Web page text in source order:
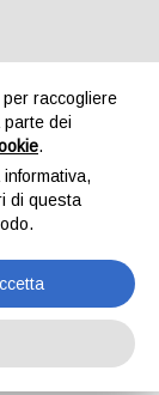
coltivatori
e
raccogliere
parte dei
.
di questa